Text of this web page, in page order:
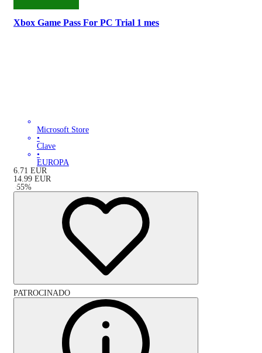
Xbox Game Pass For PC Trial 1 mes
Microsoft Store
•
Clave
•
EUROPA
6.71 EUR
14.99 EUR
-55%
PATROCINADO